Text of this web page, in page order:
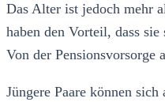
Das Alter ist jedoch mehr
haben den Vorteil, dass
Von der Pensionsvorsorge
Jüngere Paare können